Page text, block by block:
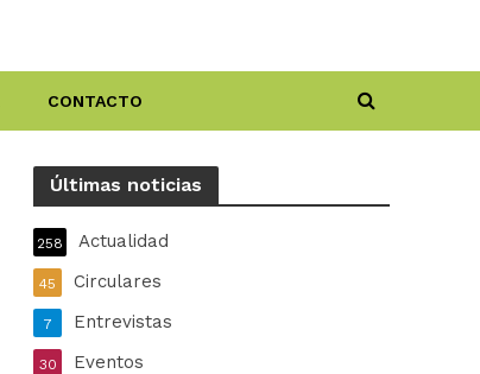
CONTACTO
Últimas noticias
Actualidad
258
Circulares
45
Entrevistas
7
Eventos
30